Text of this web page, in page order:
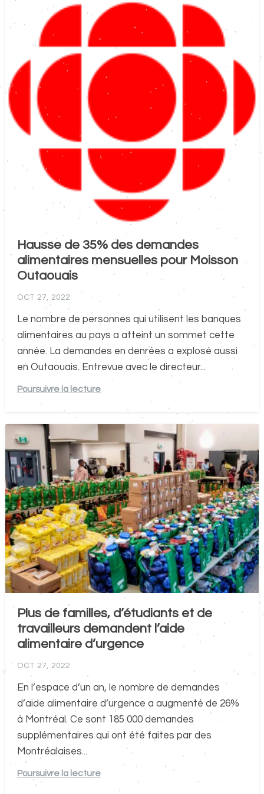
Hausse de 35% des demandes
alimentaires mensuelles pour Moisson
Outaouais
OCT 27, 2022
Le nombre de personnes qui utilisent les banques
alimentaires au pays a atteint un sommet cette
année. La demandes en denrées a explosé aussi
en Outaouais. Entrevue avec le directeur...
Poursuivre la lecture
Plus de familles, d’étudiants et de
travailleurs demandent l’aide
alimentaire d’urgence
OCT 27, 2022
En l’espace d’un an, le nombre de demandes
d’aide alimentaire d’urgence a augmenté de 26%
à Montréal. Ce sont 185 000 demandes
supplémentaires qui ont été faites par des
Montréalaises...
Poursuivre la lecture